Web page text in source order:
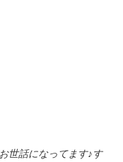
世話になってます♪す